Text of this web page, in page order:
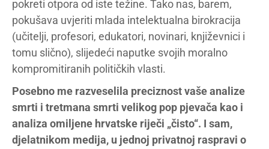
pokreti otpora od iste težine. Tako nas, barem,
pokušava uvjeriti mlada intelektualna birokracija
(učitelji, profesori, edukatori, novinari, književnici i
tomu slično), slijedeći naputke svojih moralno
kompromitiranih političkih vlasti.
Posebno me razveselila preciznost vaše analize
smrti i tretmana smrti velikog pop pjevača kao i
analiza omiljene hrvatske riječi „čisto“. I sam,
djelatnikom medija, u jednoj privatnoj raspravi o